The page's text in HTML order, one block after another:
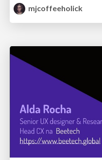
mjcoffeeholick